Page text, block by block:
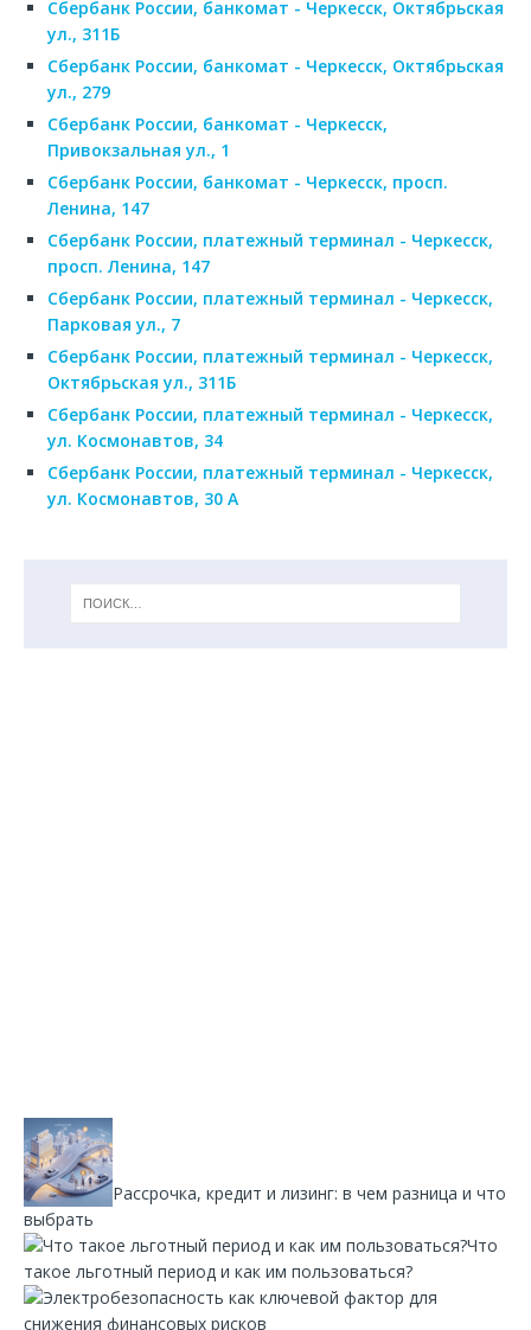
Сбербанк России, банкомат - Черкесск, Октябрьская
ул., 311Б
Сбербанк России, банкомат - Черкесск, Октябрьская
ул., 279
Сбербанк России, банкомат - Черкесск,
Привокзальная ул., 1
Сбербанк России, банкомат - Черкесск, просп.
Ленина, 147
Сбербанк России, платежный терминал - Черкесск,
просп. Ленина, 147
Сбербанк России, платежный терминал - Черкесск,
Парковая ул., 7
Сбербанк России, платежный терминал - Черкесск,
Октябрьская ул., 311Б
Сбербанк России, платежный терминал - Черкесск,
ул. Космонавтов, 34
Сбербанк России, платежный терминал - Черкесск,
ул. Космонавтов, 30 А
Рассрочка, кредит и лизинг: в чем разница и что
выбрать
Что
такое льготный период и как им пользоваться?